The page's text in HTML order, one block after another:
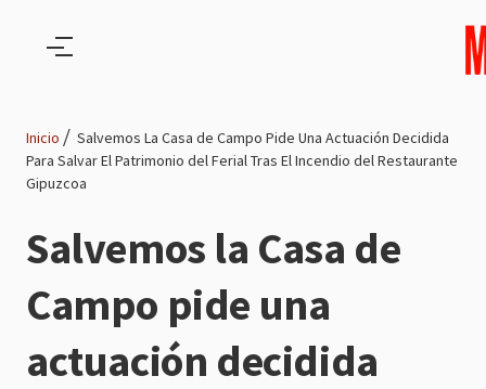
Ruta
de
navegación
Inicio
Salvemos La Casa de Campo Pide Una Actuación Decidida
Para Salvar El Patrimonio del Ferial Tras El Incendio del Restaurante
Gipuzcoa
Salvemos la Casa de
Campo pide una
actuación decidida